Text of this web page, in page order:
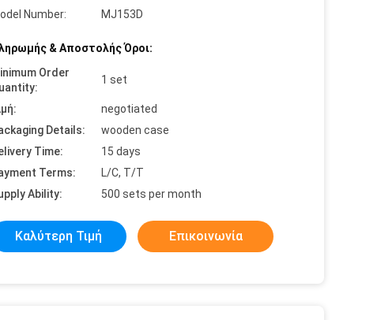
Number:
MJ153D
& Αποστολής Όροι:
Order
1 set
negotiated
Details:
wooden case
Time:
15 days
Terms:
L/C, T/T
Ability:
500 sets per month
Καλύτερη Τιμή Επικοινωνία